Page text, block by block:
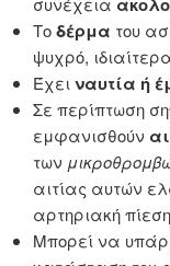
Τοδέρμα του
ψυχρό,
Έχει ναυτία ή
Σε περίπτωση
εμφανισθούν
των
αιτίας αυτών
αρτηριακή
Μπορεί να